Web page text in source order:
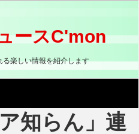
ースC'mon
る楽しい情報を紹介します
知らん」連